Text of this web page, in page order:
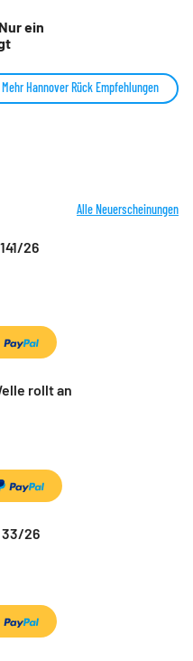
ein
Mehr Hannover Rück Empfehlungen
Alle Neuerscheinungen
26
rollt an
33/26